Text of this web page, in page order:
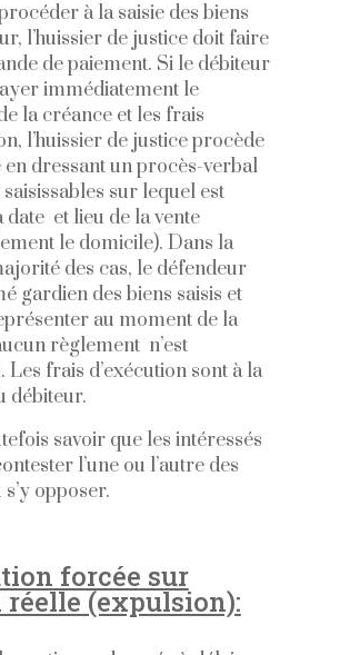
à la saisie des biens
l’huissier de justice doit faire
de paiement. Si le débiteur
immédiatement le
la créance et les frais
l’huissier de justice procède
en dressant un procès-verbal
saisissables sur lequel est
date et lieu de la vente
le domicile). Dans la
des cas, le défendeur
gardien des biens saisis et
au moment de la
règlement n’est
Les frais d’exécution sont à la
débiteur.
savoir que les intéressés
l’une ou l’autre des
s’y opposer.
forcée sur
(expulsion):